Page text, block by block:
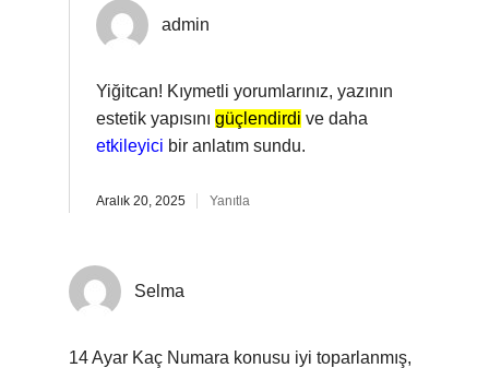
admin
Yiğitcan! Kıymetli yorumlarınız, yazının
estetik yapısını güçlendirdi ve daha
etkileyici bir anlatım sundu.
Aralık 20, 2025 Yanıtla
Selma
14 Ayar Kaç Numara konusu iyi toparlanmış,